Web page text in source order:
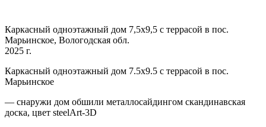
Каркасный одноэтажный дом 7,5х9,5 с террасой в пос.
Марьинское, Вологодская обл.
2025 г.
Каркасный одноэтажный дом 7.5х9.5 с террасой в пос.
Марьинское
— снаружи дом обшили металлосайдингом скандинавская
доска, цвет steelArt-3D